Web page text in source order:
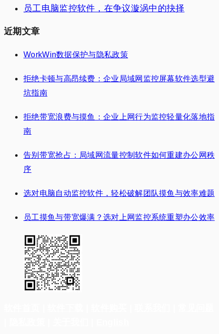
员工电脑监控软件，在争议漩涡中的抉择
近期文章
WorkWin数据保护与隐私政策
拒绝卡顿与高昂续费：企业局域网监控屏幕软件选型避
坑指南
拒绝带宽浪费与摸鱼：企业上网行为监控轻量化落地指
南
告别带宽抢占：局域网流量控制软件如何重建办公网秩
序
选对电脑自动监控软件，轻松破解团队摸鱼与效率难题
员工摸鱼与带宽爆满？选对上网监控系统重塑办公效率